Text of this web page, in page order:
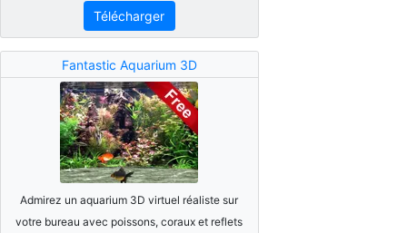
Télécharger
Fantastic Aquarium 3D
Admirez un aquarium 3D virtuel réaliste sur
votre bureau avec poissons, coraux et reflets